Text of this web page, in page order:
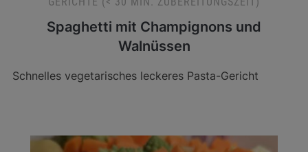
Spaghetti mit Champignons und
Walnüssen
Schnelles vegetarisches leckeres Pasta-Gericht